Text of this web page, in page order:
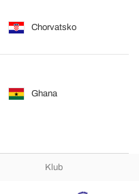
Chorvatsko
Ghana
Klub